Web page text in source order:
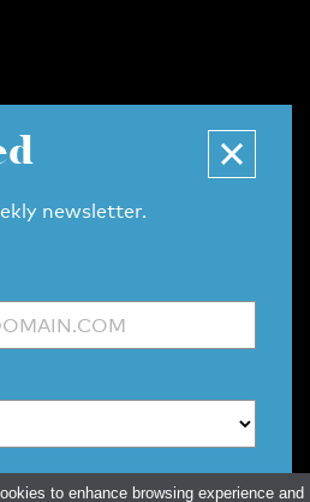
(PDF)
/EDITORIAL STATUTE
newsletter.
to enhance browsing experience and